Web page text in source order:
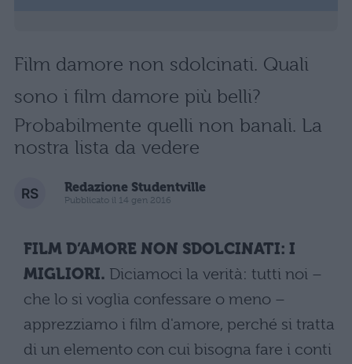
Film damore non sdolcinati. Quali
sono i film damore più belli?
Probabilmente quelli non banali. La
nostra lista da vedere
Redazione Studentville
Pubblicato il 14 gen 2016
FILM D’AMORE NON SDOLCINATI: I
MIGLIORI. Diciamoci la verità: tutti noi –
che lo si voglia confessare o meno –
apprezziamo i film d'amore, perché si tratta
di un elemento con cui bisogna fare i conti